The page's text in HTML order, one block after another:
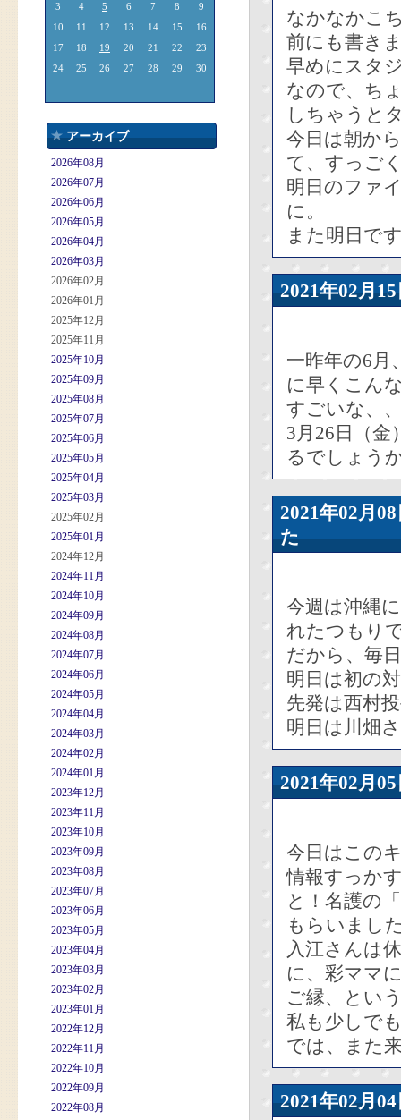
3
4 5 6 7 8
9
10
11 12 13 14 15
16
17
18 19 20 21 22
23
24
25 26 27 28 29 30
アーカイブ
2026年08月
2026年07月
2026年06月
2026年05月
2026年04月
2026年03月
2026年02月
2026年01月
2025年12月
2025年11月
2025年10月
2025年09月
2025年08月
2025年07月
2025年06月
2025年05月
2025年04月
2025年03月
2025年02月
2025年01月
2024年12月
2024年11月
2024年10月
2024年09月
2024年08月
2024年07月
2024年06月
2024年05月
2024年04月
2024年03月
2024年02月
2024年01月
2023年12月
2023年11月
2023年10月
2023年09月
2023年08月
2023年07月
2023年06月
2023年05月
2023年04月
2023年03月
2023年02月
2023年01月
2022年12月
2022年11月
2022年10月
2022年09月
2022年08月
なかなかこ
前にも書き
早めにスタ
なので、ち
しちゃうと
今日は朝か
て、すっご
明日のファ
に。
また明日で
2021年02
一昨年の6月
に早くこん
すごいな、
3月26日（金
るでしょう
2021年02
た
今週は沖縄
れたつもり
だから、毎
明日は初の
先発は西村
明日は川畑
2021年02
今日はこの
情報すっか
と！名護の
もらいまし
入江さんは
に、彩ママ
ご縁、とい
私も少しで
では、また
2021年02